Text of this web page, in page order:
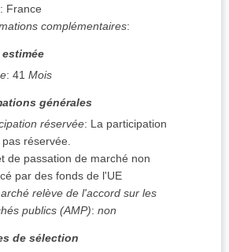
: France
complémentaires:
estimée
: 41 Mois
générales
réservée: La participation
pas réservée.
de passation de marché non
par des fonds de l'UE
relève de l'accord sur les
publics (AMP): non
de sélection